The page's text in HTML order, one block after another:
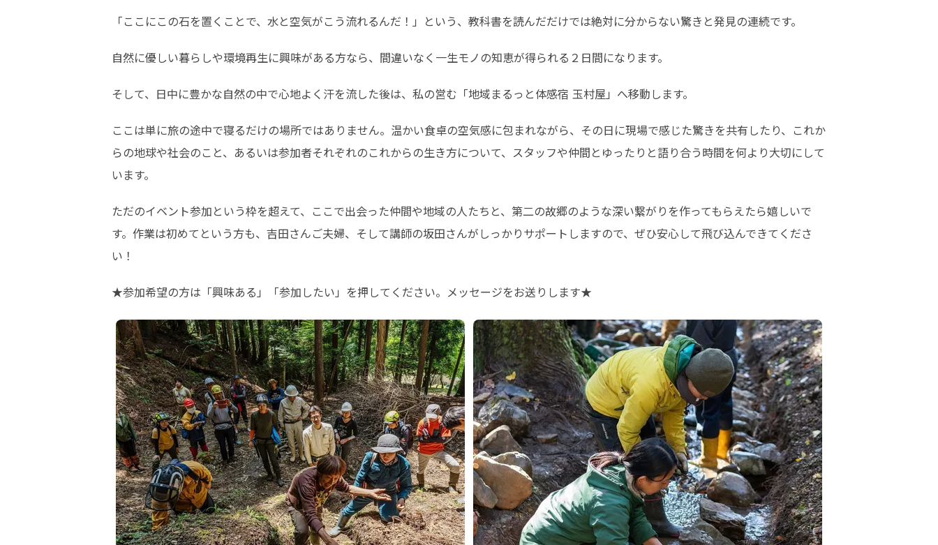
「ここにこの石を置くことで、水と空気がこう流れるんだ！」という、教科書を読んだだけでは絶対に分からない驚きと発見の連続です。
自然に優しい暮らしや環境再生に興味がある方なら、間違いなく一生モノの知恵が得られる２日間になります。
そして、日中に豊かな自然の中で心地よく汗を流した後は、私の営む「地域まるっと体感宿 玉村屋」へ移動します。
ここは単に旅の途中で寝るだけの場所ではありません。温かい食卓の空気感に包まれながら、その日に現場で感じた驚きを共有したり、これか
らの地球や社会のこと、あるいは参加者それぞれのこれからの生き方について、スタッフや仲間とゆったりと語り合う時間を何より大切にして
います。
ただのイベント参加という枠を超えて、ここで出会った仲間や地域の人たちと、第二の故郷のような深い繋がりを作ってもらえたら嬉しいで
す。作業は初めてという方も、吉田さんご夫婦、そして講師の坂田さんがしっかりサポートしますので、ぜひ安心して飛び込んできてくださ
い！
★参加希望の方は「興味ある」「参加したい」を押してください。メッセージをお送りします★